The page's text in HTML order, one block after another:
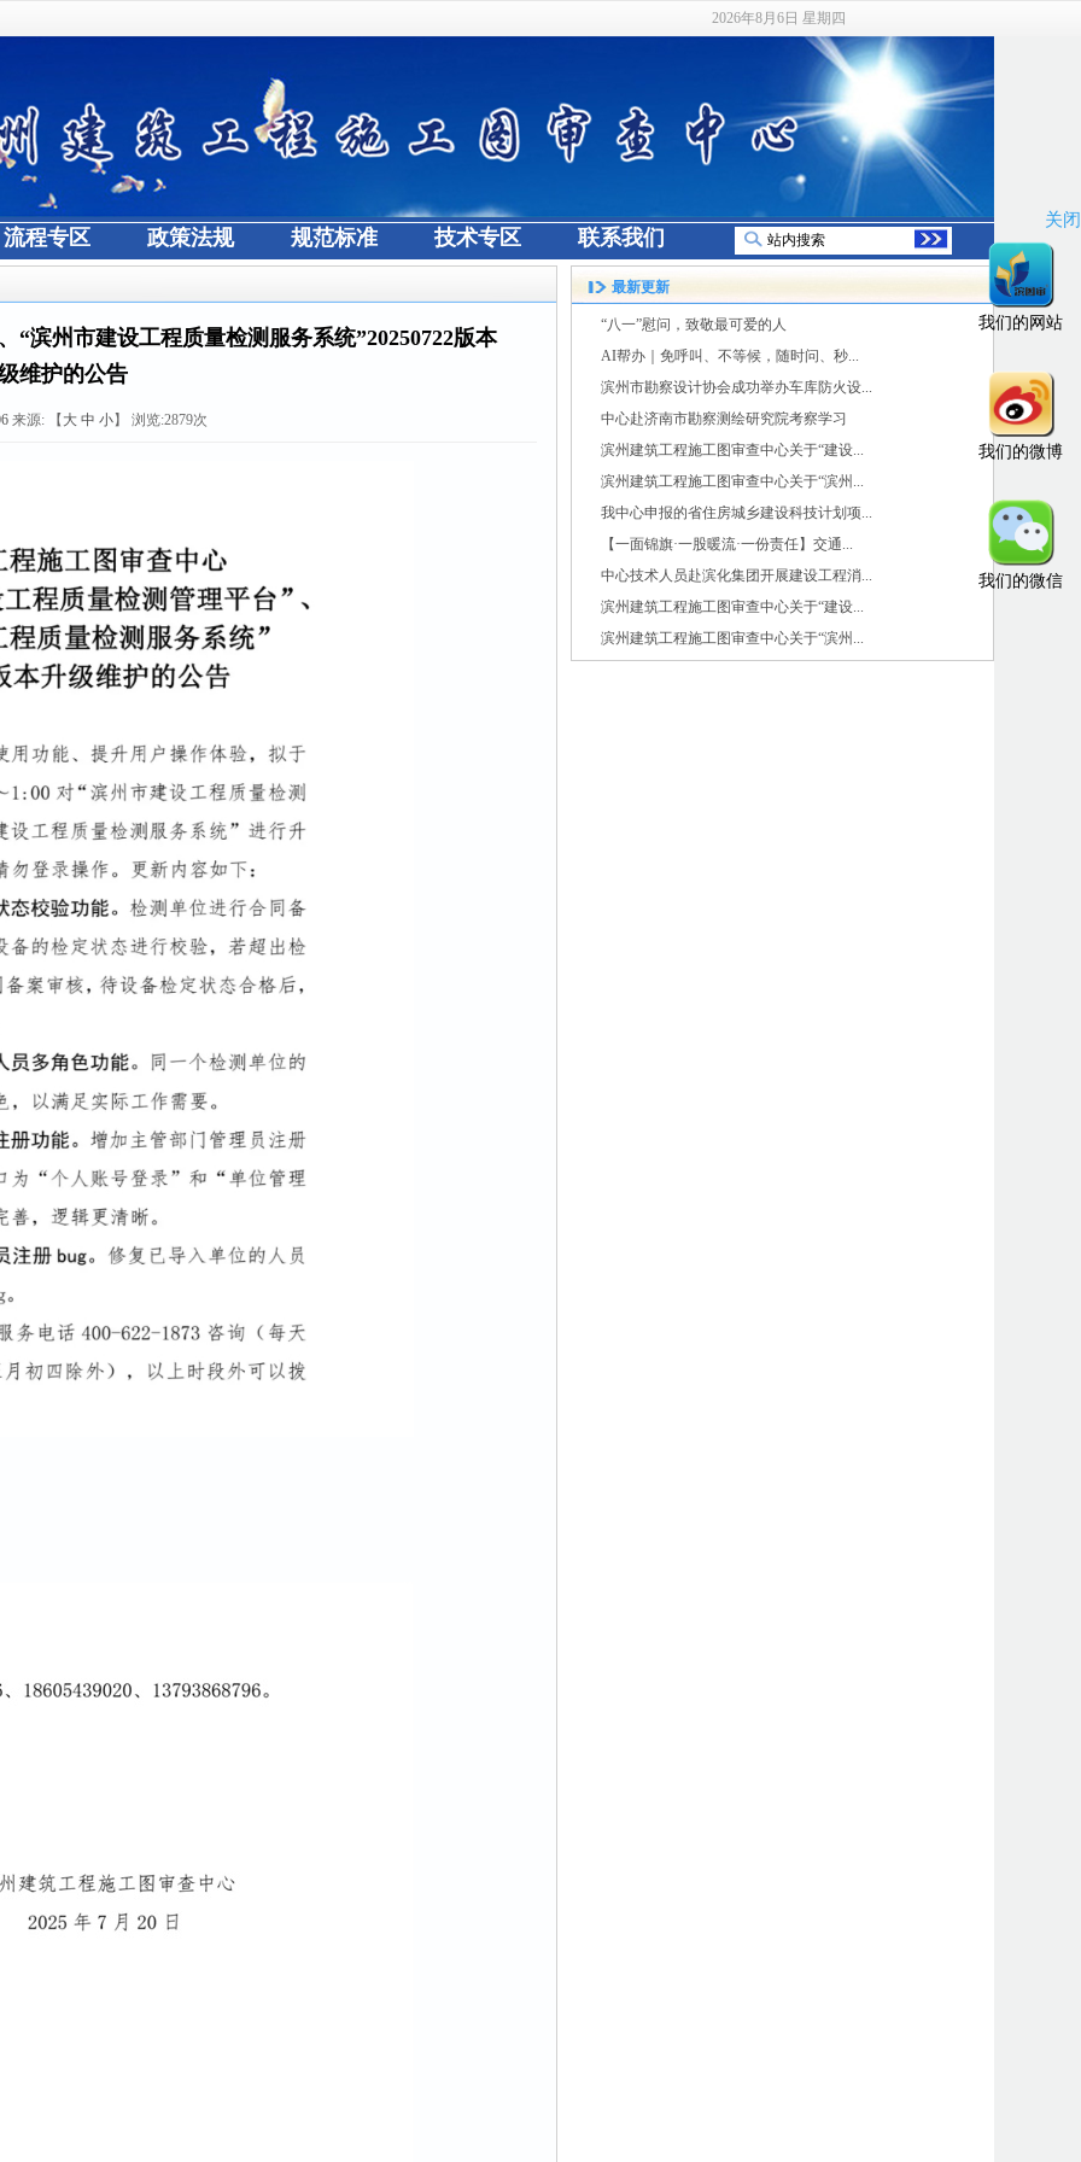
2026年8月6日 星期四
流程专区 政策法规 规范标准 技术专区 联系我们
“滨州市建设工程质量检测服务系统”20250722版本
维护的公告
来源: 【 大 中 小】 浏览:2879次
最新更新
“八一”慰问，致敬最可爱的人
AI帮办｜免呼叫、不等候，随时问、秒...
滨州市勘察设计协会成功举办车库防火设...
中心赴济南市勘察测绘研究院考察学习
滨州建筑工程施工图审查中心关于“建设...
滨州建筑工程施工图审查中心关于“滨州...
我中心申报的省住房城乡建设科技计划项...
【一面锦旗·一股暖流·一份责任】交通...
中心技术人员赴滨化集团开展建设工程消...
滨州建筑工程施工图审查中心关于“建设...
滨州建筑工程施工图审查中心关于“滨州...
关闭
我们的网站
我们的微博
我们的微信